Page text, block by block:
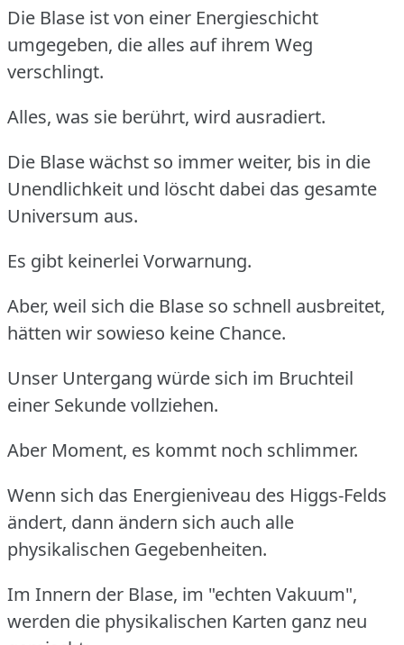
Die Blase ist von einer Energieschicht
umgegeben, die alles auf ihrem Weg
verschlingt.
Alles, was sie berührt, wird ausradiert.
Die Blase wächst so immer weiter, bis in die
Unendlichkeit und löscht dabei das gesamte
Universum aus.
Es gibt keinerlei Vorwarnung.
Aber, weil sich die Blase so schnell ausbreitet,
hätten wir sowieso keine Chance.
Unser Untergang würde sich im Bruchteil
einer Sekunde vollziehen.
Aber Moment, es kommt noch schlimmer.
Wenn sich das Energieniveau des Higgs-Felds
ändert, dann ändern sich auch alle
physikalischen Gegebenheiten.
Im Innern der Blase, im "echten Vakuum",
werden die physikalischen Karten ganz neu